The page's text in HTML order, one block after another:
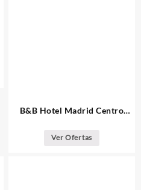
B&B Hotel Madrid Centro
Ver Ofertas